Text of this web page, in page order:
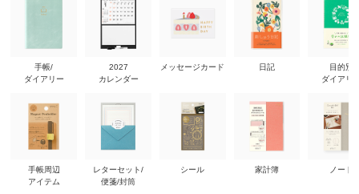
手帳/
ダイアリー
手帳周辺
アイテム
2027
カレンダー
レターセット/
便箋/封筒
メッセージカード
シール
日記
家計簿
目的別
ダイアリ
ノート